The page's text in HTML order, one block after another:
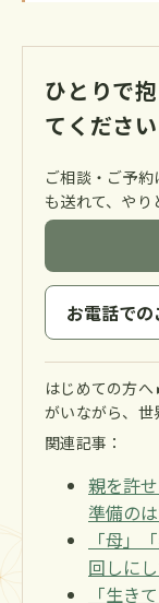
ひとりで
てください
ご相談・ご予
も送れて、やり
お電話での
はじめての方へ
がいながら、世
関連記事：
親を許
準備の
「母」
回しに
「生き